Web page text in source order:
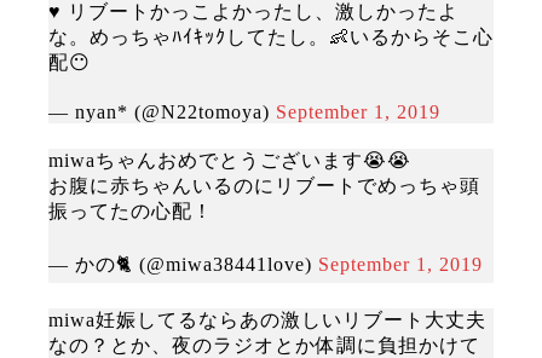
♥️ リブートかっこよかったし、激しかったよ
な。めっちゃﾊｲｷｯｸしてたし。👶いるからそこ心
配😶
— nyan* (@N22tomoya) September 1, 2019
miwaちゃんおめでとうございます😭😭
お腹に赤ちゃんいるのにリブートでめっちゃ頭
振ってたの心配！
— かの🐈 (@miwa38441love) September 1, 2019
miwa妊娠してるならあの激しいリブート大丈夫
なの？とか、夜のラジオとか体調に負担かけて